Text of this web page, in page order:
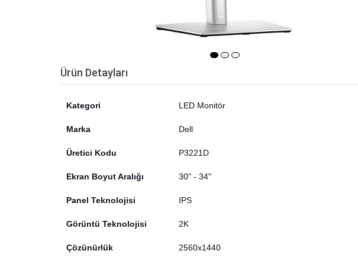
Ürün Detayları
Kategori LED Monitör
Marka Dell
Üretici Kodu P3221D
Ekran Boyut Aralığı 30" - 34"
Panel Teknolojisi IPS
Görüntü Teknolojisi 2K
Çözünürlük 2560x1440